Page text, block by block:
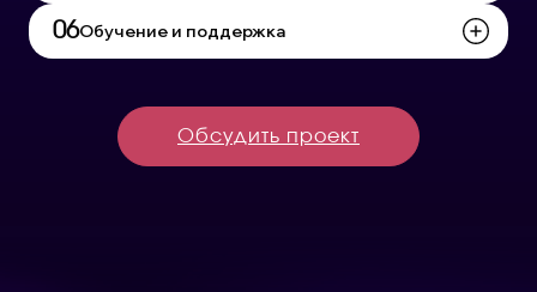
Обучение и поддержка
Обсудить проект